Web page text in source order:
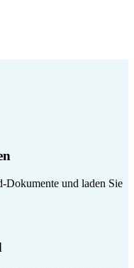
Dokumente und laden Sie